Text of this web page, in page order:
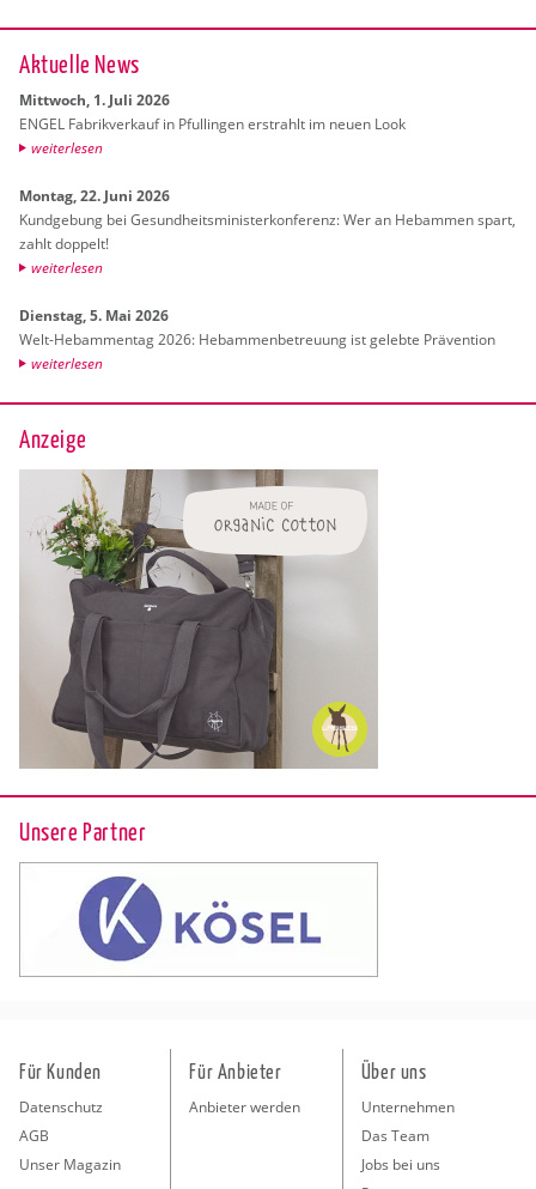
Ak­tu­el­le News
Mitt­woch, 1. Juli 2026
ENGEL Fa­brik­ver­kauf in Pful­lin­gen er­strahlt im neuen Look
wei­ter­le­sen
Mon­tag, 22. Juni 2026
Kund­ge­bung bei Ge­sund­heits­mi­nis­ter­kon­fe­renz: Wer an Heb­am­men spart,
zahlt dop­pelt!
wei­ter­le­sen
Diens­tag, 5. Mai 2026
Welt-Heb­am­men­tag 2026: Heb­am­men­be­treu­ung ist ge­leb­te Prä­ven­ti­on
wei­ter­le­sen
Anzeige
Unsere Partner
Für Kunden
Datenschutz
AGB
Unser Magazin
Für Anbieter
Anbieter werden
Über uns
Unternehmen
Das Team
Jobs bei uns